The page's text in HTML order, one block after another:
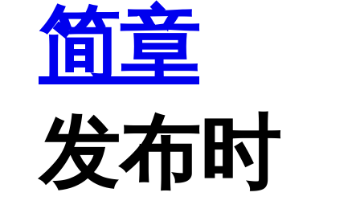
简章
发布时